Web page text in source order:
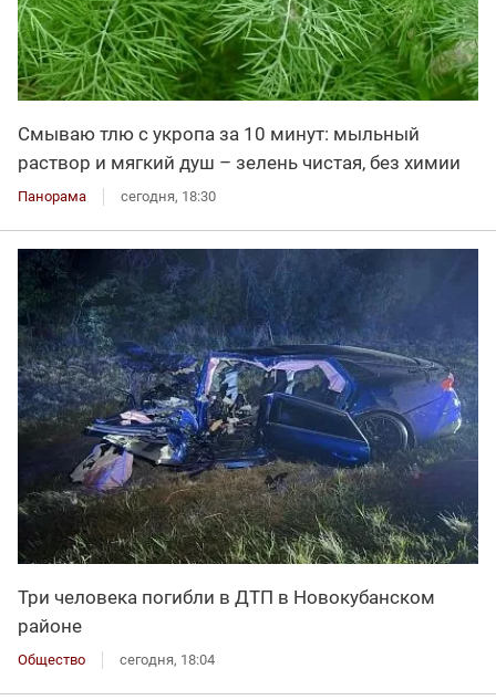
Смываю тлю с укропа за 10 минут: мыльный
раствор и мягкий душ – зелень чистая, без химии
Панорама сегодня, 18:30
Три человека погибли в ДТП в Новокубанском
районе
Общество сегодня, 18:04